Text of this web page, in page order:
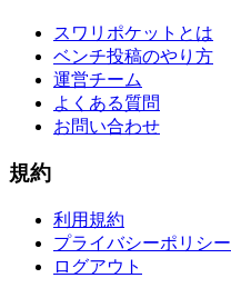
スワリポケットとは
ベンチ投稿のやり方
運営チーム
よくある質問
お問い合わせ
規約
利用規約
プライバシーポリシー
ログアウト